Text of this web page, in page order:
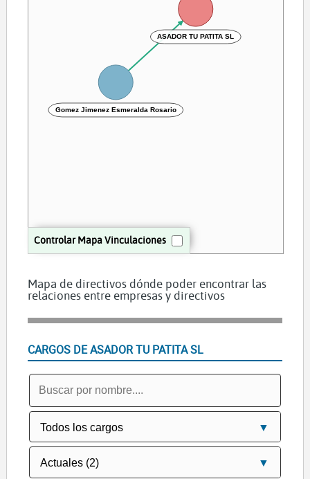
Controlar Mapa Vinculaciones
ASADOR TU PATITA SL
Gomez Jimenez Esmeralda Rosario
Mapa de directivos dónde poder encontrar las
relaciones entre empresas y directivos
CARGOS DE ASADOR TU PATITA SL